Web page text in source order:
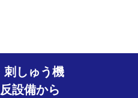
ゅう機
備から